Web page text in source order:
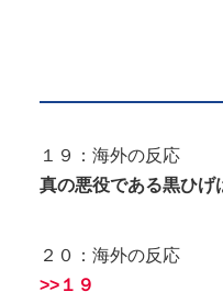
１９：海外の反応
真の悪役である黒ひげ
２０：海外の反応
>>１９